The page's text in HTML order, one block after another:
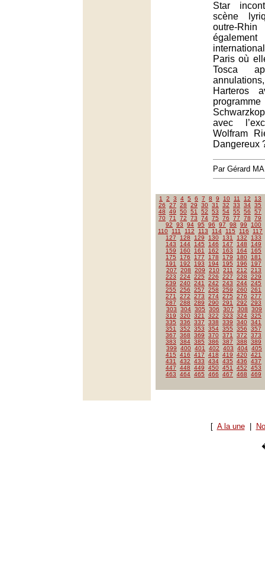
Star
scène
outre-
Paris où
Tosca
Harteros
avec
Wolfram
Dangereux
Par Gérard
1 2 3 4 5 6 7 8 9 10 11 12
13
26
27 28 29 30 31 32 33 34 35
48
49 50 51 52 53 54 55 56
57
70 71 72 73 74 75 76 77 78
79
92
93 94 95 96 97 98 99
100
110
111 112 113 114 115 116
117
127
128 129 130 131 132
133
143
144 145 146 147 148
149
159
160 161 162 163 164
165
175
176 177 178 179 180
181
191
192 193 194 195 196
197
207
208 209 210 211 212
213
223
224 225 226 227 228
229
239
240 241 242 243 244 245
255
256 257 258 259 260 261
271
272 273 274 275 276
277
287
288 289 290 291 292
293
303
304 305 306 307 308
309
319
320 321 322 323 324 325
335
336 337 338 339 340 341
351
352 353 354 355 356
357
367
368 369 370 371 372
373
383
384 385 386 387 388
389
399
400 401 402 403 404 405
415
416 417 418 419 420 421
431
432 433 434 435 436
437
447
448 449 450 451 452
453
463
464 465 466 467 468 469
[ A la une|